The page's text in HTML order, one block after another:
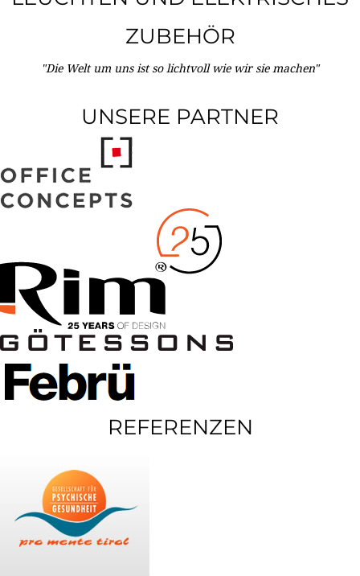
ZUBEHÖR
"Die Welt um uns ist so lichtvoll wie wir sie machen"
UNSERE PARTNER
REFERENZEN